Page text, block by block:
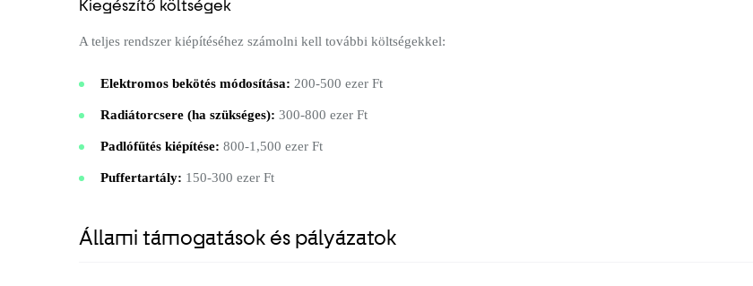
Kiegészítő költségek
A teljes rendszer kiépítéséhez számolni kell további költségekkel:
Elektromos bekötés módosítása: 200-500 ezer Ft
Radiátorcsere (ha szükséges): 300-800 ezer Ft
Padlófűtés kiépítése: 800-1,500 ezer Ft
Puffertartály: 150-300 ezer Ft
Állami támogatások és pályázatok